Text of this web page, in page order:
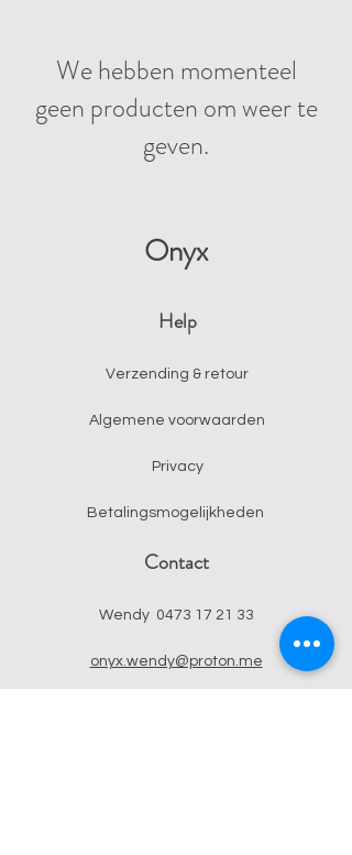
We hebben momenteel
geen producten om weer te
geven.
Onyx
Help
Verzending & retour
Algemene voorwaarden
Privacy
Betalingsmogelijkheden
Contact
Wendy 0473 17 21 33
onyx.wendy@proton.me